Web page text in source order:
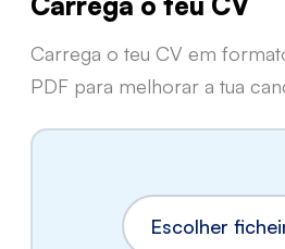
Carrega o teu CV em
PDF para melhorar a tua
Escolher